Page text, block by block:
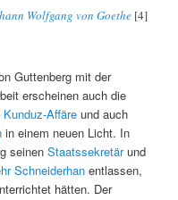
Wolfgang von Goethe [4]
Guttenberg mit der
erscheinen auch die
Kunduz-Affäre und auch
in einem neuen Licht. In
seinenStaatssekretärund
Schneiderhan entlassen,
hätten. Der